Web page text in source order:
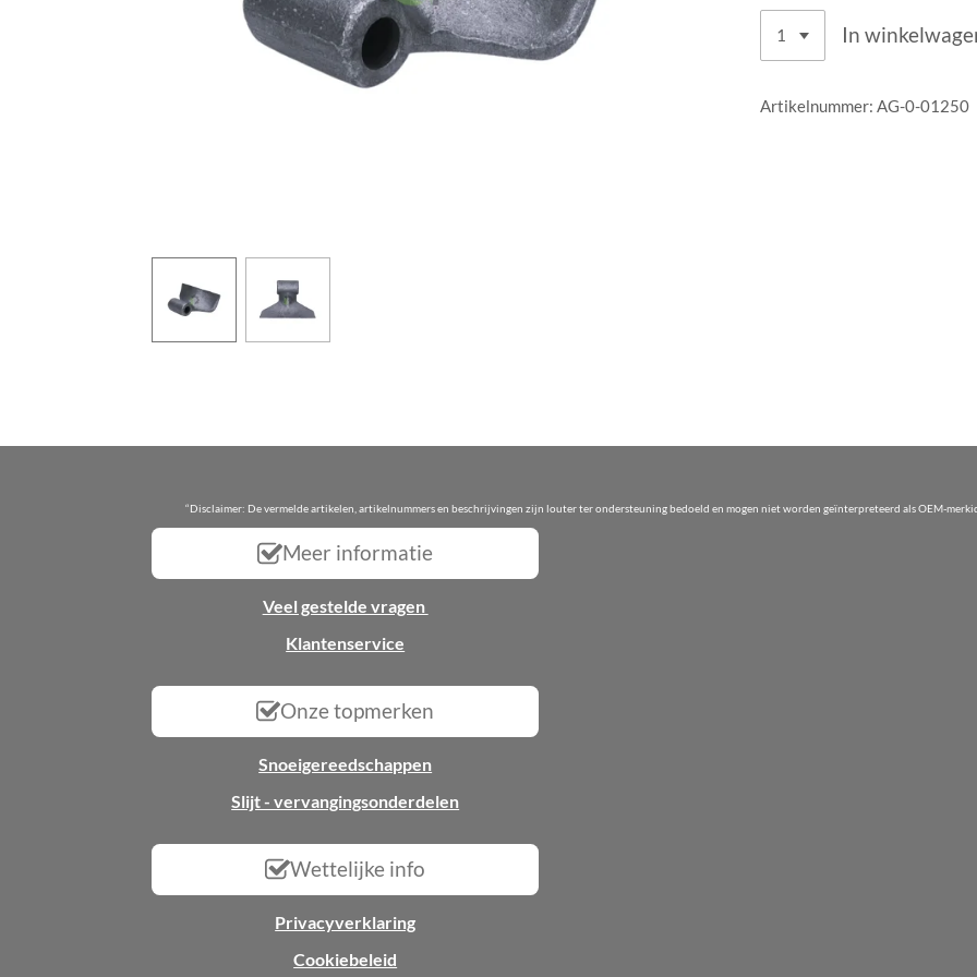
In
Artikelnummer: AG-0-01250
“Disclaimer: De vermelde artikelen, artikelnummers en beschrijvingen zijn louter ter ondersteuning bedoeld en mogen niet worden geïnterpreteerd als OEM-
Meer informatie
Veel gestelde vragen
Klantenservice
Onze topmerken
Snoeigereedschappen
Slijt - vervangingsonderdelen
Wettelijke info
Privacyverklaring
Cookiebeleid